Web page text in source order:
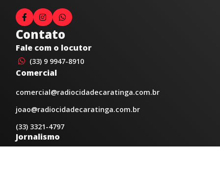
Contato
Fale com o locutor
(33) 9 9947-8910
Comercial
comercial@radiocidadecaratinga.com.br
joao@radiocidadecaratinga.com.br
(33) 3321-4797
Jornalismo